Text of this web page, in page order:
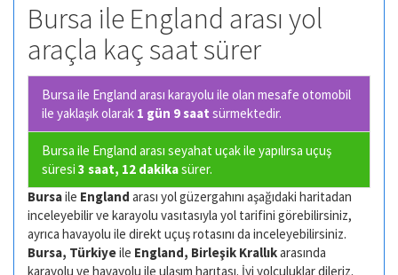
Bursa ile England arası yol
araçla kaç saat sürer
Bursa ile England arası karayolu ile olan mesafe otomobil
ile yaklaşık olarak 1 gün 9 saat sürmektedir.
Bursa ile England arası seyahat uçak ile yapılırsa uçuş
süresi 3 saat, 12 dakikasürer.
Bursaile England arası yol güzergahını aşağıdaki haritadan
inceleyebilir ve karayolu vasıtasıyla yol tarifini görebilirsiniz,
ayrıca havayolu ile direkt uçuş rotasını da inceleyebilirsiniz.
Bursa, Türkiyeile England, Birleşik Krallıkarasında
karayolu ve havayolu ile ulaşım harıtası. İyi yolculuklar dileriz.